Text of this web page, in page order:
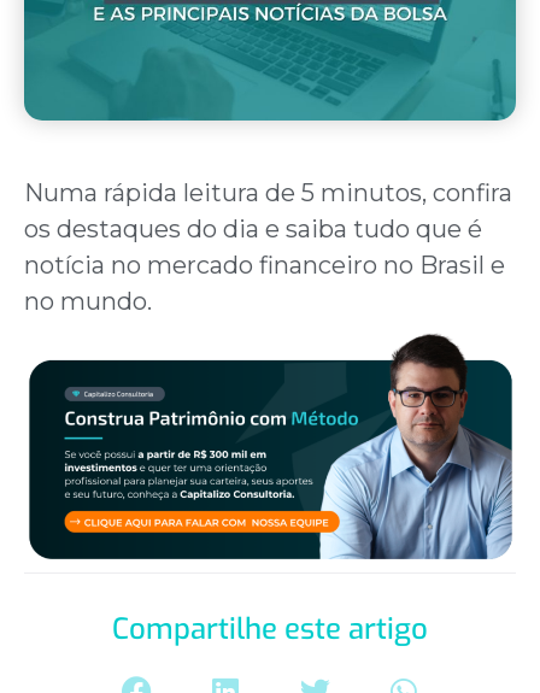
Numa rápida leitura de 5 minutos, confira
os destaques do dia e saiba tudo que é
notícia no mercado financeiro no Brasil e
no mundo.
Compartilhe este artigo